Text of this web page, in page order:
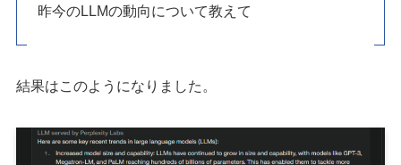
昨今のLLMの動向について教えて
結果はこのようになりました。